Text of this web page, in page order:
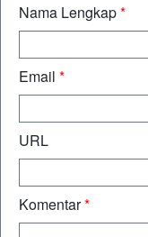
Nama Lengkap*
Email *
URL
Komentar*